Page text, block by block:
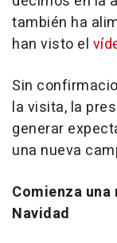
también ha
han visto el
Sin
la visita, la
generar
una nueva
Comienza
Navidad